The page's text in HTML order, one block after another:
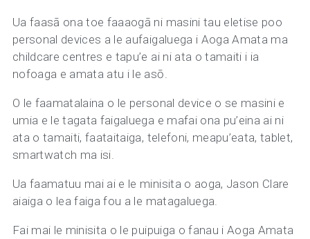
Ua faasā ona toe faaaogā ni masini tau eletise poo
personal devices a le aufaigaluega i Aoga Amata ma
childcare centres e tapu’e ai ni ata o tamaiti i ia
nofoaga e amata atu i le asō.
O le faamatalaina o le personal device o se masini e
umia e le tagata faigaluega e mafai ona pu’eina ai ni
ata o tamaiti, faataitaiga, telefoni, meapu’eata, tablet,
smartwatch ma isi.
Ua faamatuu mai ai e le minisita o aoga, Jason Clare
aiaiga o lea faiga fou a le matagaluega.
Fai mai le minisita o le puipuiga o fanau i Aoga Amata